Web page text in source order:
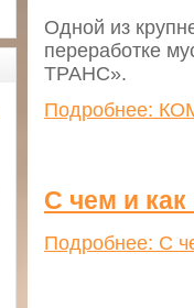
Одной из
переработке
ТРАНС».
Подробнее:
С чем и
Подробнее: С